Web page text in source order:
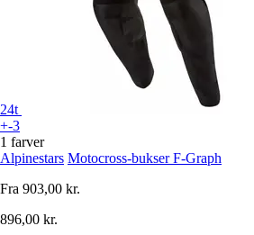
24t
+-3
1 farver
Alpinestars Motocross-bukser F-Graph
Fra 903,00 kr.
896,00 kr.